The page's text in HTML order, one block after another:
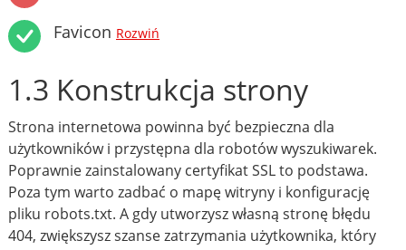
Favicon Rozwiń
1.3 Konstrukcja strony
Strona internetowa powinna być bezpieczna dla
użytkowników i przystępna dla robotów wyszukiwarek.
Poprawnie zainstalowany certyfikat SSL to podstawa.
Poza tym warto zadbać o mapę witryny i konfigurację
pliku robots.txt. A gdy utworzysz własną stronę błędu
404, zwiększysz szanse zatrzymania użytkownika, który